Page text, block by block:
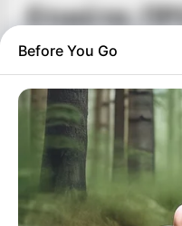
Ετικέτα:
ΓΙΩΡΓΟΣ
ΓΙΩΡΓΟΣ ΑΛΚΑΙΟΣ
”ηρεμίας” από τα
επιστρέφει το 2021
αιώνα ζωής...
Before You Go